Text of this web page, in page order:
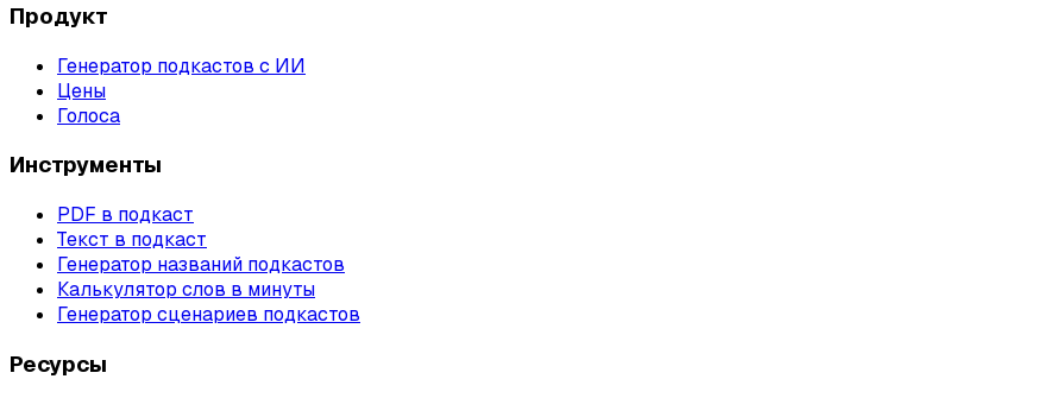
Продукт
Генератор подкастов с ИИ
Цены
Голоса
Инструменты
PDF в подкаст
Текст в подкаст
Генератор названий подкастов
Калькулятор слов в минуты
Генератор сценариев подкастов
Ресурсы